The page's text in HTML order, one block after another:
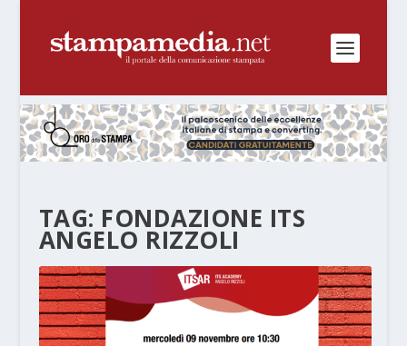
TAG: FONDAZIONE ITS
ANGELO RIZZOLI